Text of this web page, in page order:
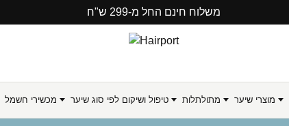
משלוח חינם החל מ-299 ש"ח
מוצרי שיער מתולתלות טיפול ושיקום לפי סוג שיער מכשירי חשמל